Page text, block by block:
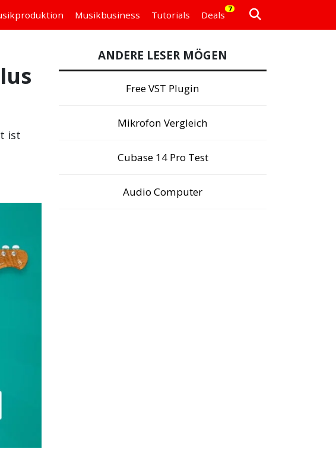
Musikbusiness Tutorials Deals
7
ist
ANDERE LESER MÖGEN
Free VST Plugin
Mikrofon Vergleich
Cubase 14 Pro Test
Audio Computer